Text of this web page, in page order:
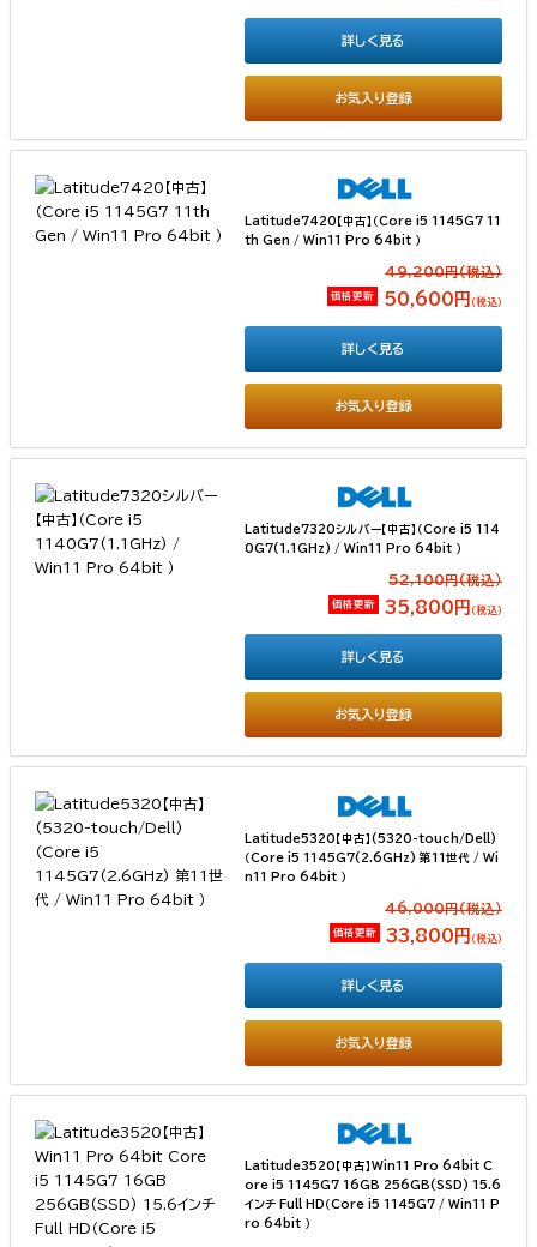
お気入り登録
詳しく見る
Latitude7420【中古】（Core i5 1145G7 11
th Gen / Win11 Pro 64bit ）
49,200円(税込）
価格更新 50,600円 （税込）
お気入り登録
詳しく見る
Latitude7320シルバー【中古】（Core i5 114
0G7(1.1GHz) / Win11 Pro 64bit ）
52,100円(税込）
価格更新 35,800円 （税込）
お気入り登録
詳しく見る
Latitude5320【中古】(5320-touch/Dell)
（Core i5 1145G7(2.6GHz) 第11世代 / Wi
n11 Pro 64bit ）
46,000円(税込）
価格更新 33,800円 （税込）
お気入り登録
詳しく見る
Latitude3520【中古】Win11 Pro 64bit C
ore i5 1145G7 16GB 256GB(SSD) 15.6
インチ Full HD（Core i5 1145G7 / Win11 P
ro 64bit ）